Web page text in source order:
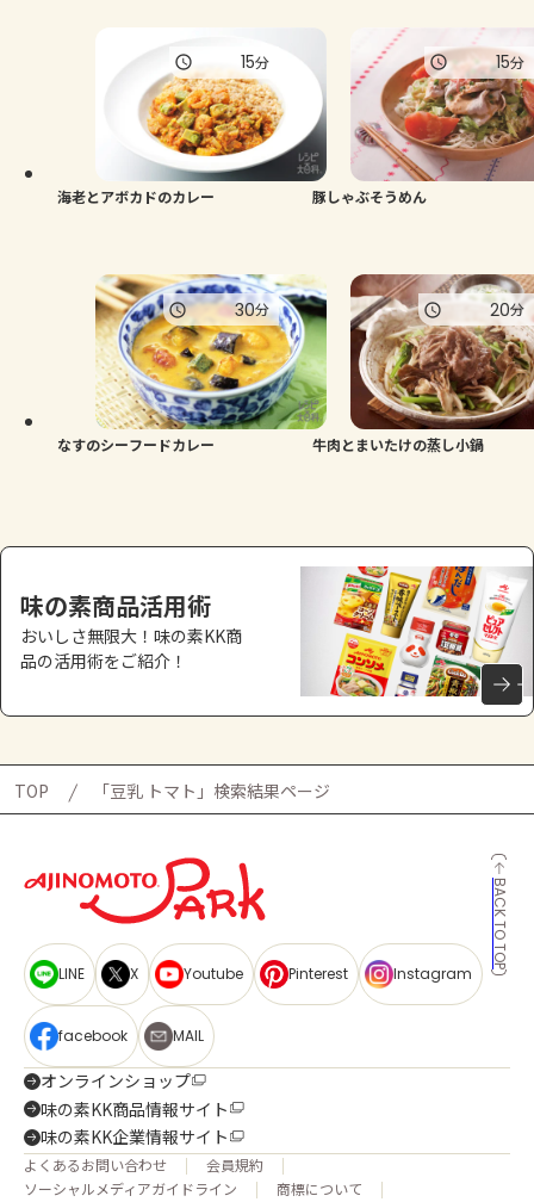
海老とアボカドのカレー
15分
豚しゃぶそうめん
15分
なすのシーフードカレー
30分
牛肉とまいたけの蒸し小鍋
20分
味の素商品活用術
おいしさ無限大！味の素KK商
品の活用術をご紹介！
TOP 「豆乳 トマト」検索結果ページ
BACK TO TOP
LINE X Youtube Pinterest Instagram
facebook MAIL
オンラインショップ
味の素KK商品情報サイト
味の素KK企業情報サイト
よくあるお問い合わせ
会員規約
ソーシャルメディアガイドライン
商標について